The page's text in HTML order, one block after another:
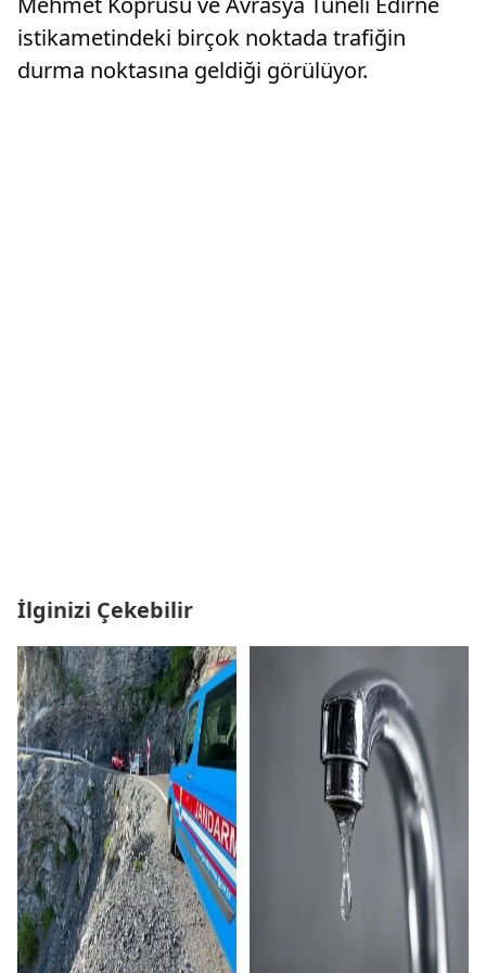
istikametindeki birçok noktada trafiğin
durma noktasına geldiği görülüyor.
İlginizi Çekebilir